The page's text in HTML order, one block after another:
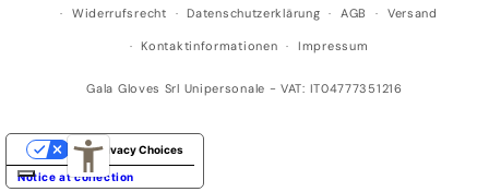
Widerrufsrecht Datenschutzerklärung AGB Versand
Kontaktinformationen Impressum
Gala Gloves Srl Unipersonale - VAT: IT04777351216
Notice at collection
Your Privacy Choices